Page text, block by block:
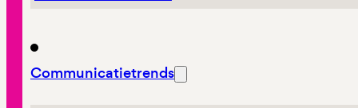
Communicatietrends